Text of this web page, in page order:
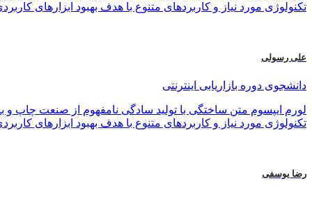
تکنولوژی مورد نیاز و کاربردهای متنوع با هدف بهبود ابزارهای
علی رسولی
دانشجوی دوره بازاریابی اینترنتی
لورم ایپسوم متن ساختگی با تولید سادگی نامفهوم از صنعت چاپ
تکنولوژی مورد نیاز و کاربردهای متنوع با هدف بهبود ابزارهای
رضا یوسفی